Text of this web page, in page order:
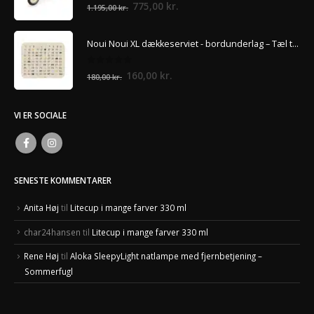
ud af 5
1.195,00kr. Den
var:
775,00 kr.
er:
Noui Noui XL dækkeserviet - bordunderlag – Tæl til 100
ud af 5
180,00kr. Den
160,00 kr.
VI ER SOCIALE
SENESTE KOMMENTARER
Anita Høj til Litecup i mange farver 330 ml
char24hansen til Litecup i mange farver 330 ml
Rene Høj til Aloka SleepyLight natlampe med fjernbetjening –
Sommerfugl